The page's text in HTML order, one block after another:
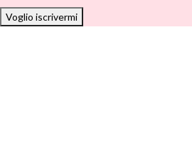
Voglio iscrivermi